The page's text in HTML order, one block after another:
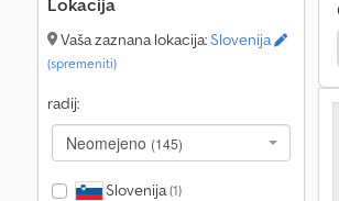
Lokacija
Vaša zaznana lokacija:Slovenija
(spremeniti)
radij:
Neomejeno (145)
Slovenija(1)
Giotti Victoria Vans Hummer Vans